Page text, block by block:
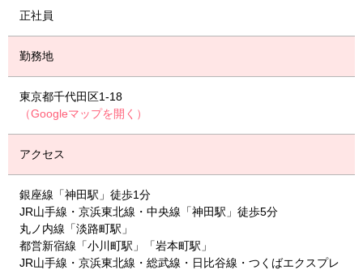
正社員
勤務地
東京都千代田区1-18
（Googleマップを開く）
アクセス
銀座線「神田駅」徒歩1分
JR山手線・京浜東北線・中央線「神田駅」徒歩5分
丸ノ内線「淡路町駅」
都営新宿線「小川町駅」「岩本町駅」
JR山手線・京浜東北線・総武線・日比谷線・つくばエクスプレ